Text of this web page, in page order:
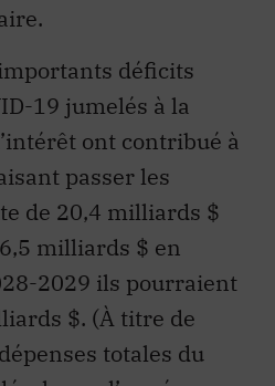
déficits
19 jumelés à la
ont contribué à
passer les
de 20,4 milliards $
milliards $ en
2029 ils pourraient
$. (À titre de
totales du